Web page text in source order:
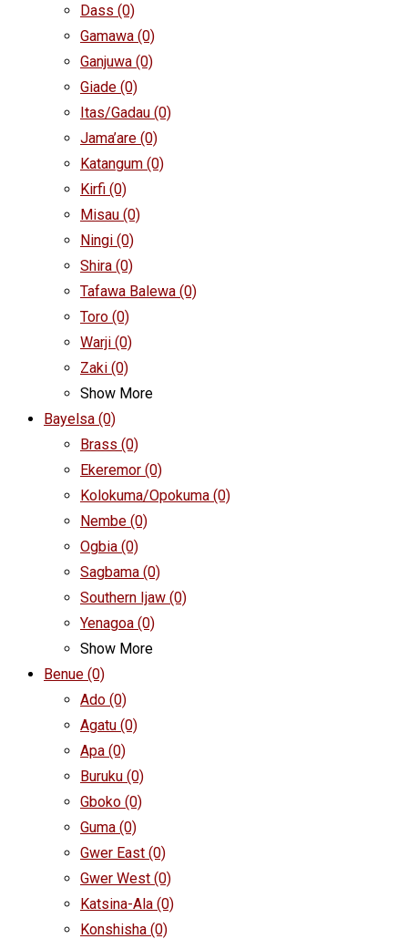
Dass (0)
Gamawa (0)
Ganjuwa (0)
Giade (0)
Itas/Gadau (0)
Jama’are (0)
Katangum (0)
Kirfi (0)
Misau (0)
Ningi (0)
Shira (0)
Tafawa Balewa (0)
Toro (0)
Warji (0)
Zaki (0)
Show More
Bayelsa (0)
Brass (0)
Ekeremor (0)
Kolokuma/Opokuma (0)
Nembe (0)
Ogbia (0)
Sagbama (0)
Southern Ijaw (0)
Yenagoa (0)
Show More
Benue (0)
Ado (0)
Agatu (0)
Apa (0)
Buruku (0)
Gboko (0)
Guma (0)
Gwer East (0)
Gwer West (0)
Katsina-Ala (0)
Konshisha (0)